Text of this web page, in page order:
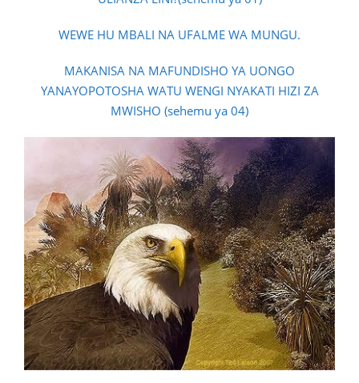
WEWE HU MBALI NA UFALME WA MUNGU.
MAKANISA NA MAFUNDISHO YA UONGO
YANAYOPOTOSHA WATU WENGI NYAKATI HIZI ZA
MWISHO (sehemu ya 04)